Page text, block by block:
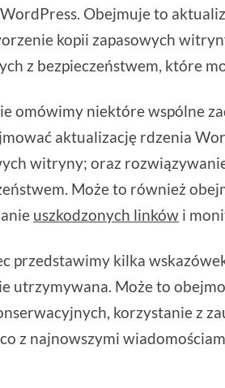
Obejmuje to
kopii zapasowych
z bezpieczeństwem, które
omówimy niektóre wspólne
aktualizację rdzenia
witryny; oraz
Może to również
uszkodzonych linków i
przedstawimy kilka
utrzymywana. Może to
korzystanie z
z najnowszymi